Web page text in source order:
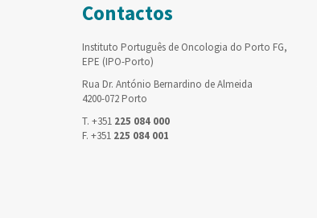
Contactos
Instituto Português de Oncologia do Porto FG,
EPE (IPO-Porto)
Rua Dr. António Bernardino de Almeida
4200-072 Porto
T. +351 225 084 000
F. +351 225 084 001